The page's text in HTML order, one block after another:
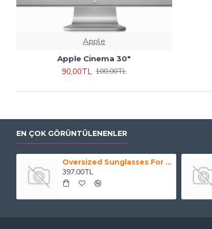
Apple
Apple Cinema 30"
90,00TL 100,00TL
EN ÇOK GÖRÜNTÜLENENLER
Oversized Sunglasses For Long Summer Days
397,00TL